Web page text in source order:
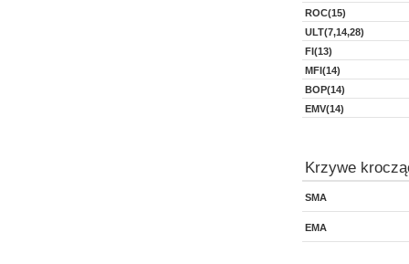
ROC(15)
ULT(7,14,28)
FI(13)
MFI(14)
BOP(14)
EMV(14)
Krzywe
SMA
EMA